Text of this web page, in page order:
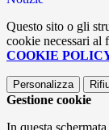
Questo sito o gli
cookie necessari al
COOKIE
Personalizza
Gestione cookie